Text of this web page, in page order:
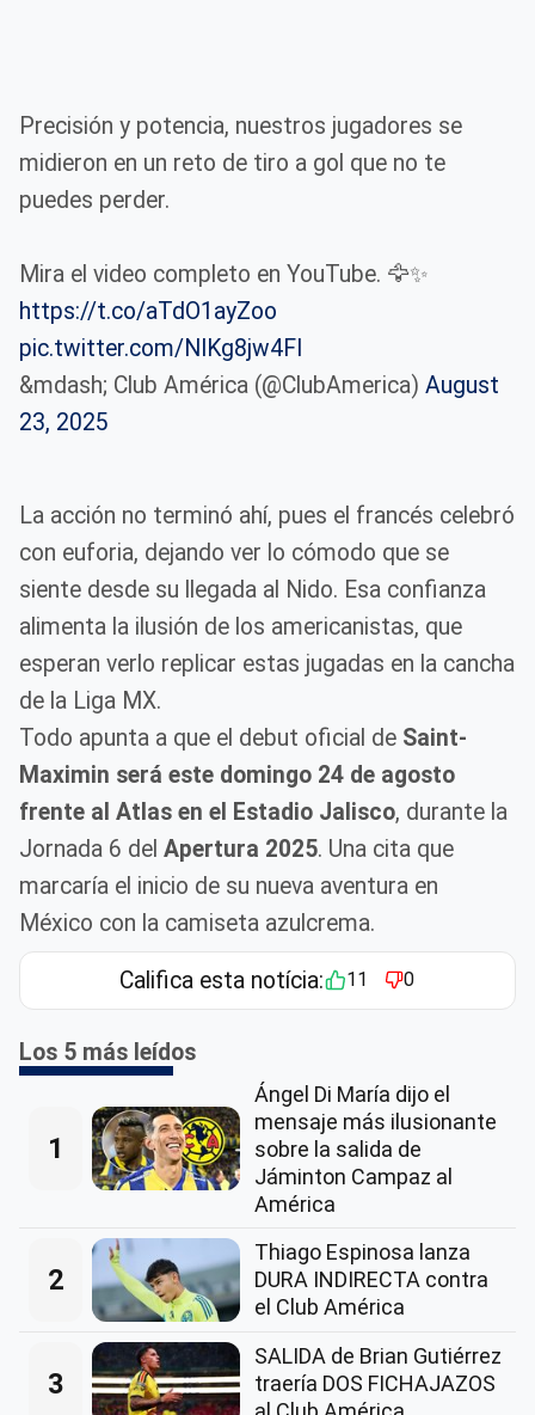
Precisión y potencia, nuestros jugadores se
midieron en un reto de tiro a gol que no te
puedes perder.
Mira el video completo en YouTube. 🦅✨
https://t.co/aTdO1ayZoo
pic.twitter.com/NIKg8jw4FI
&mdash; Club América (@ClubAmerica) August
23, 2025
La acción no terminó ahí, pues el francés celebró
con euforia, dejando ver lo cómodo que se
siente desde su llegada al Nido. Esa confianza
alimenta la ilusión de los americanistas, que
esperan verlo replicar estas jugadas en la cancha
de la Liga MX.
Todo apunta a que el debut oficial de Saint-
Maximin será este domingo 24 de agosto
frente al Atlas en el Estadio Jalisco, durante la
Jornada 6 del Apertura 2025. Una cita que
marcaría el inicio de su nueva aventura en
México con la camiseta azulcrema.
Califica esta notícia: 11 0
Los 5 más leídos
1
Ángel Di María dijo el
mensaje más ilusionante
sobre la salida de
Jáminton Campaz al
América
2
Thiago Espinosa lanza
DURA INDIRECTA contra
el Club América
3
SALIDA de Brian Gutiérrez
traería DOS FICHAJAZOS